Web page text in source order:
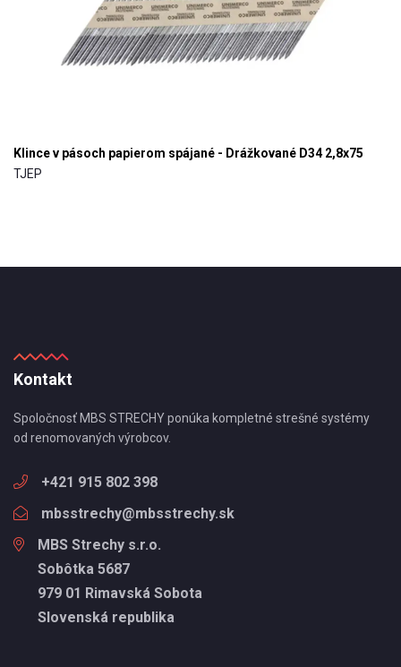
Klince v pásoch papierom spájané - Drážkované D34 2,8x75
TJEP
Kontakt
Spoločnosť MBS STRECHY ponúka kompletné strešné systémy
od renomovaných výrobcov.
+421 915 802 398
mbsstrechy@mbsstrechy.sk
MBS Strechy s.r.o.
Sobôtka 5687
979 01 Rimavská Sobota
Slovenská republika